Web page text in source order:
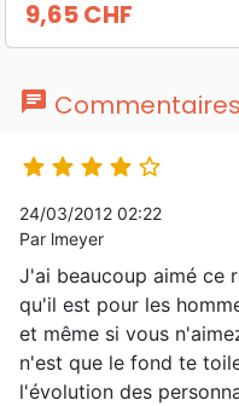
Prix
9,65 CHF
chat
    
24/03/2012 02:22
Par lmeyer
J'ai beaucoup aimé ce
qu'il est pour les
et même si vous
n'est que le fond te
l'évolution des